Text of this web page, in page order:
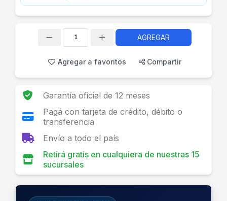
AGREGAR
Agregar a favoritos Compartir
Garantía oficial de 12 meses
Pagá con tarjeta de crédito, débito o
transferencia
Envío a todo el país
Retirá gratis en cualquiera de nuestras 15
sucursales